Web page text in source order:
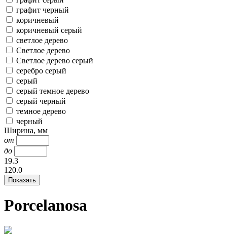
графит черный
коричневый
коричневый серый
светлое дерево
Светлое дерево
Светлое дерево серый
серебро серый
серый
серый темное дерево
серый черный
темное дерево
черный
Ширина, мм
от
до
19.3
120.0
Porcelanosa